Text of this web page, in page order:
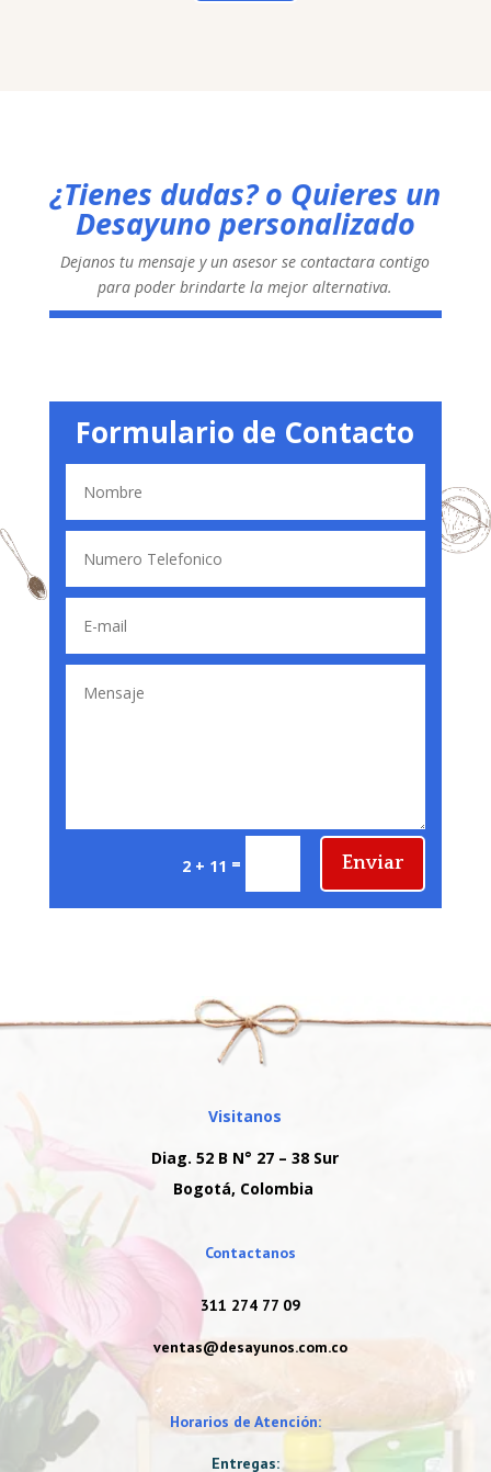
¿Tienes dudas? o Quieres un
Desayuno personalizado
Dejanos tu mensaje y un asesor se contactara contigo
para poder brindarte la mejor alternativa.
Formulario de Contacto
2 + 11 = Enviar
Visitanos
Diag. 52 B N° 27 – 38 Sur
Bogotá, Colombia
Contactanos
311 274 77 09
ventas@desayunos.com.co
Horarios de Atención:
Entregas: